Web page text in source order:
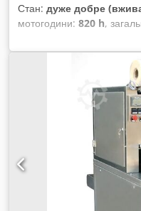
Стан: дуже добре
мотогодини: 820 h,
,
продаж кілька пристроїв
нарізувачі пластин із
продуктивністю понад 4
пристрою входить
стосується одного